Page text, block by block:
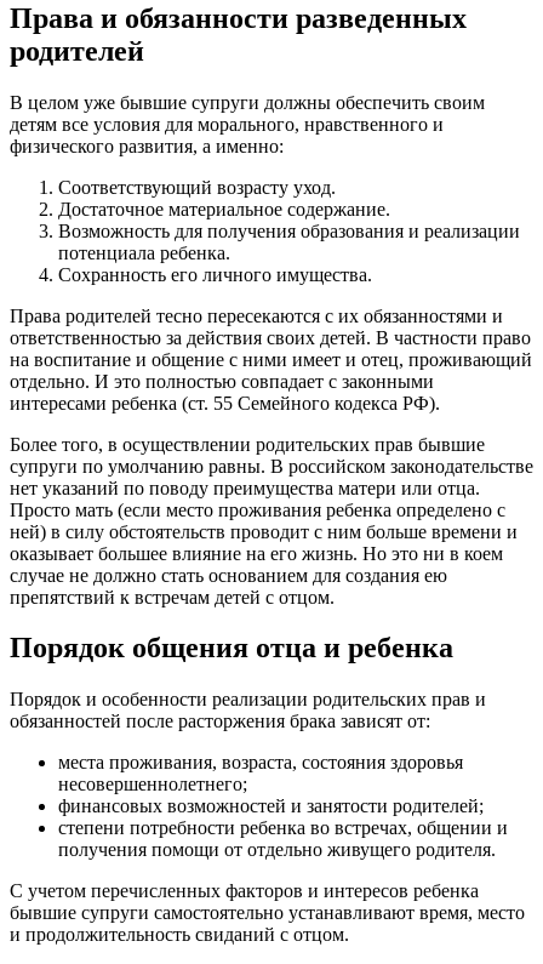
Права и обязанности разведенных
родителей
В целом уже бывшие супруги должны обеспечить своим
детям все условия для морального, нравственного и
физического развития, а именно:
Соответствующий возрасту уход.
Достаточное материальное содержание.
Возможность для получения образования и реализации
потенциала ребенка.
Сохранность его личного имущества.
Права родителей тесно пересекаются с их обязанностями и
ответственностью за действия своих детей. В частности право
на воспитание и общение с ними имеет и отец, проживающий
отдельно. И это полностью совпадает с законными
интересами ребенка (ст. 55 Семейного кодекса РФ).
Более того, в осуществлении родительских прав бывшие
супруги по умолчанию равны. В российском законодательстве
нет указаний по поводу преимущества матери или отца.
Просто мать (если место проживания ребенка определено с
ней) в силу обстоятельств проводит с ним больше времени и
оказывает большее влияние на его жизнь. Но это ни в коем
случае не должно стать основанием для создания ею
препятствий к встречам детей с отцом.
Порядок общения отца и ребенка
Порядок и особенности реализации родительских прав и
обязанностей после расторжения брака зависят от:
места проживания, возраста, состояния здоровья
несовершеннолетнего;
финансовых возможностей и занятости родителей;
степени потребности ребенка во встречах, общении и
получения помощи от отдельно живущего родителя.
С учетом перечисленных факторов и интересов ребенка
бывшие супруги самостоятельно устанавливают время, место
и продолжительность свиданий с отцом.